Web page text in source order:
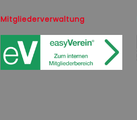
Mitgliederverwaltung